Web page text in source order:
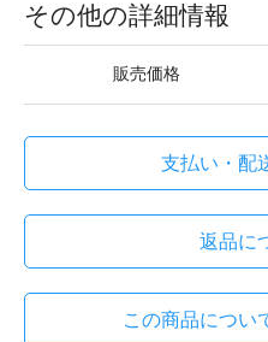
その他の詳細情報
販売価格
支払い・配
返品に
この商品につい